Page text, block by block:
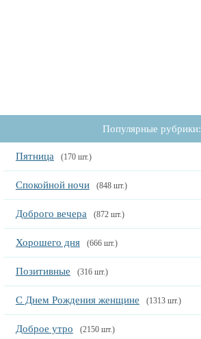
Популярные рубрики:
Пятница (170 шт.)
Спокойной ночи (848 шт.)
Доброго вечера (872 шт.)
Хорошего дня (666 шт.)
Позитивные (316 шт.)
С Днем Рождения женщине (1313 шт.)
Доброе утро (2150 шт.)